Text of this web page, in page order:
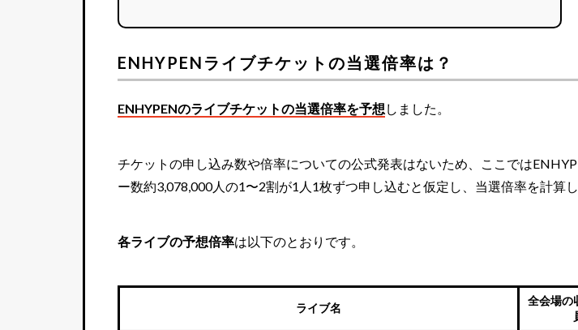
ENHYPENライブチケットの当選倍率は？
ENHYPENのライブチケットの当選倍率を予想 しました。
チケットの申し込み数や倍率についての公式発表はないため、ここでは
ー数約3,078,000人の1〜2割が1人1枚ずつ申し込むと仮定し、当選倍率を計算し
各ライブの予想倍率は以下のとおりです。
ライブ名
全会場の